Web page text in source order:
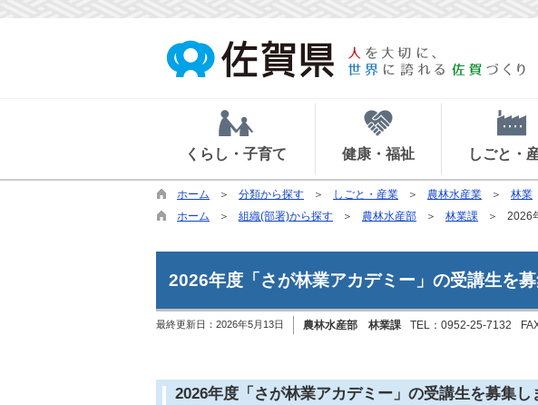
くらし・子育て 健康・福祉 しごと・
ホーム 分類から探す しごと・産業 農林水産業 林業
ホーム
組織(部署)から探す 農林水産部 林業課 2026
2026年度「さが林業アカデミー」の受講生を
最終更新日： 2026年5月13日 農林水産部 林業課 TEL：0952-25-7132
2026年度「さが林業アカデミー」の受講生を募集し